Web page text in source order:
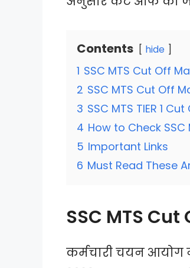
Contents hide
1 SSC MTS Cut Off
2 SSC MTS Cut Off
3 SSC MTS TIER 1
4 How to Check
5 Important Links
6 Must Read These
SSC MTS
कर्मचारी चयन आयोग ने